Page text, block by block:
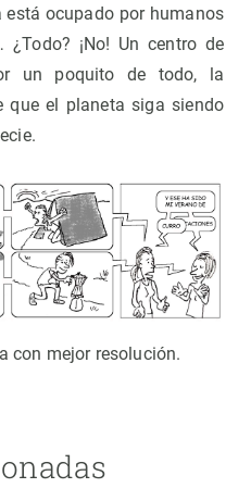
ocupado por humanos
¡No! Un centro de
un poquito de todo, la
que el planeta siga siendo
con mejor resolución.